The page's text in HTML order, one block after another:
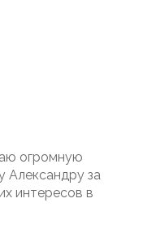
огромную
Александру за
интересов в